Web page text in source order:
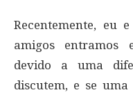
Recentemente, eu
amigos entramos
devido a uma
discutem, e se